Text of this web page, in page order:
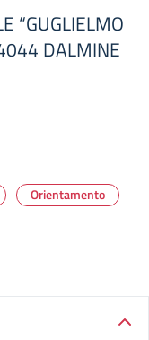
“GUGLIELMO
DALMINE
Orientamento